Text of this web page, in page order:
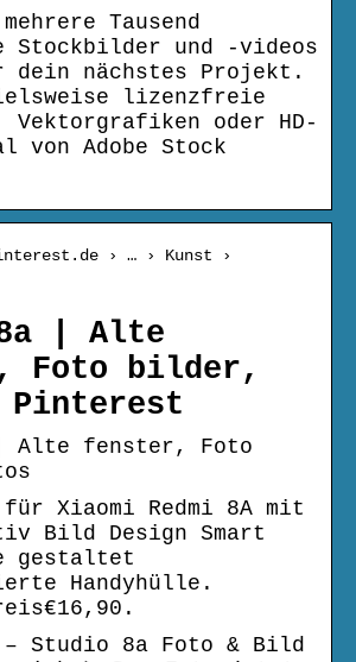
Tausend
und -videos
dein nächstes Projekt.
lizenzfreie
Vektorgrafiken oder HD-
von Adobe Stock
› … › Kunst ›
| Alte
Foto bilder,
Pinterest
Alte fenster, Foto
Xiaomi Redmi 8A mit
Bild Design Smart
gestaltet
Handyhülle.
– Studio 8a Foto & Bild